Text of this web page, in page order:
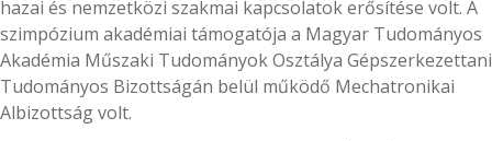
hazai és nemzetközi szakmai kapcsolatok erősítése volt. A
szimpózium akadémiai támogatója a Magyar Tudományos
Akadémia Műszaki Tudományok Osztálya Gépszerkezettani
Tudományos Bizottságán belül működő Mechatronikai
Albizottság volt.